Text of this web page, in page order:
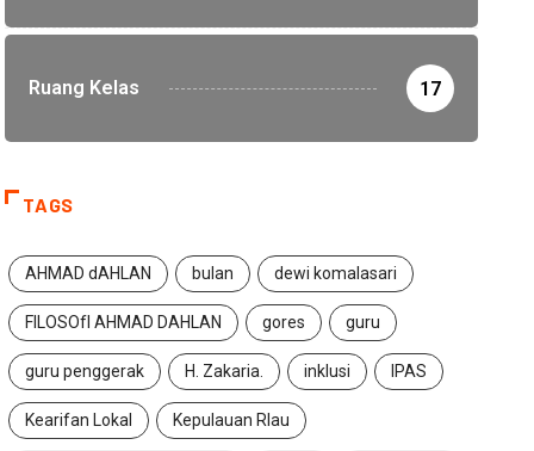
Ruang Kelas 17
TAGS
AHMAD dAHLAN bulan dewi komalasari
FILOSOfI AHMAD DAHLAN gores guru
guru penggerak H. Zakaria. inklusi IPAS
Kearifan Lokal Kepulauan RIau